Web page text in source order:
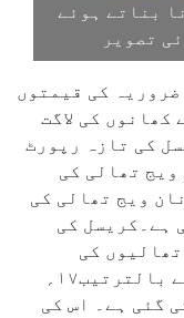
بناتے ہوئے
تصویر
کی قیمتوں
کھانوں کی لاگت
کی تازہ رپورٹ
ویج تھالی کی
نان ویج تھالی کی
آئی ہے۔کریسل کی
کی
کی گئی ہے۔ اس کی